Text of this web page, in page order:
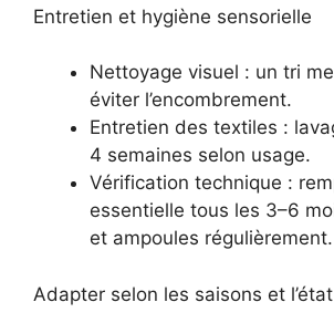
Entretien et hygiène sensorielle
Nettoyage visuel : un tri
éviter l’encombrement.
Entretien des textiles :
4 semaines selon usage.
Vérification technique :
essentielle tous les 3–6
et ampoules régulièrement.
Adapter selon les saisons et